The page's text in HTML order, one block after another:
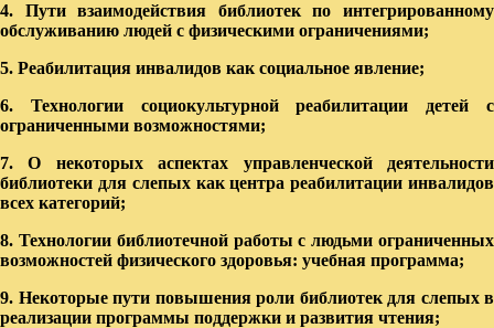
4. Пути взаимодействия библиотек по интегрированному
обслуживанию людей с физическими ограничениями;
5. Реабилитация инвалидов как социальное явление;
6. Технологии социокультурной реабилитации детей с
ограниченными возможностями;
7. О некоторых аспектах управленческой деятельности
библиотеки для слепых как центра реабилитации инвалидов
всех категорий;
8. Технологии библиотечной работы с людьми ограниченных
возможностей физического здоровья: учебная программа;
9. Некоторые пути повышения роли библиотек для слепых в
реализации программы поддержки и развития чтения;